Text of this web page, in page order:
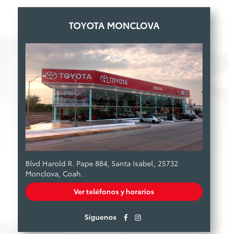
TOYOTA MONCLOVA
Blvd Harold R. Pape 884, Santa Isabel, 25732
Monclova, Coah.
Ver teléfonos y horarios
Síguenos